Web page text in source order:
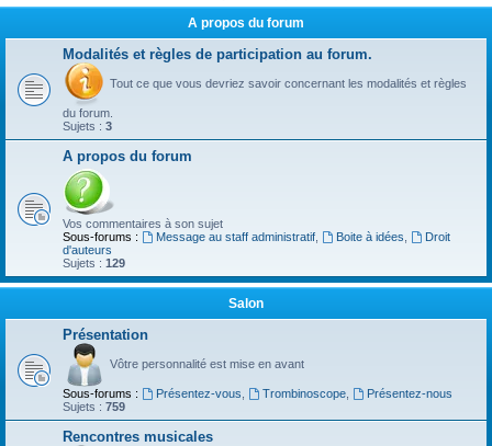
A propos du forum
Modalités et règles de participation au forum.
Tout ce que vous devriez savoir concernant les modalités et règles
du forum.
Sujets : 3
A propos du forum
Vos commentaires à son sujet
Sous-forums :
Message au staff administratif, Boite à idées
Droit
d'auteurs
Sujets : 129
Salon
Présentation
Vôtre personnalité est mise en avant
Sous-forums : Présentez-vous Trombinoscope,
Présentez-nous
Sujets : 759
Rencontres musicales